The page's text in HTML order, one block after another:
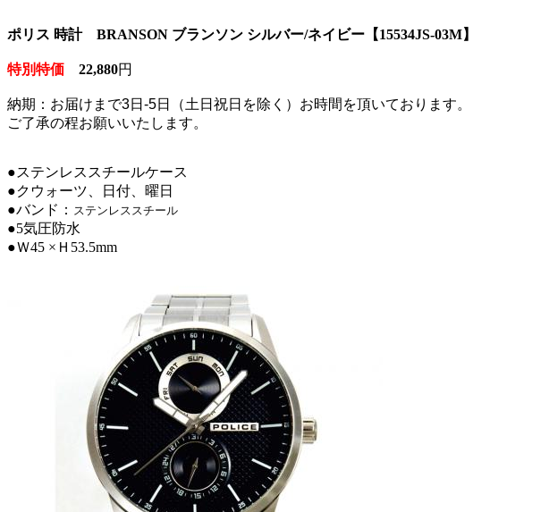
ポリス 時計 BRANSON ブランソン シルバー/ネイビー【15534JS-03M】
特別特価 22,880円
納期：お届けまで3日-5日（土日祝日を除く）お時間を頂いております。
ご了承の程お願いいたします。
●ステンレススチールケース
●クウォーツ、日付、曜日
●バンド： ステンレススチール
●5気圧防水
●Ｗ45 ×Ｈ53.5mm